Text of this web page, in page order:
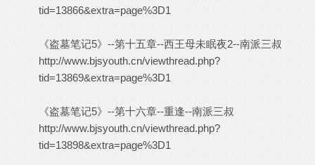
tid=13866&extra=page%3D1
《盗墓笔记5》--第十五章--西王母未眠夜2--南派三叔
http://www.bjsyouth.cn/viewthread.php?
tid=13869&extra=page%3D1
《盗墓笔记5》--第十六章--重逢--南派三叔
http://www.bjsyouth.cn/viewthread.php?
tid=13898&extra=page%3D1